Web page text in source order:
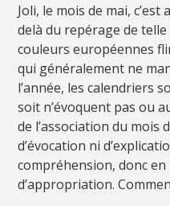
Joli, le mois de mai, c’est
delà du repérage de
couleurs européennes
qui généralement ne
l’année, les calendriers
soit n’évoquent pas ou
de l’association du mois
d’évocation ni
compréhension, donc
d’appropriation.